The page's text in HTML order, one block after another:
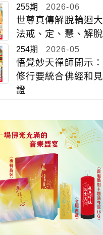
255期 2026-06
世尊真傳解脫輪迴大
法戒、定、慧、解脫
254期 2026-05
悟覺妙天禪師開示：
修行要統合佛經和見
證